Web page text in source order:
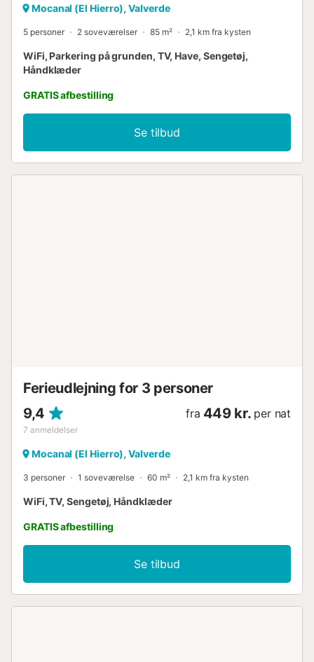
Mocanal (El Hierro), Valverde
5 personer 2 soveværelser 85 m² 2,1 km fra kysten
WiFi, Parkering på grunden, TV, Have, Sengetøj,
Håndklæder
GRATIS afbestilling
Se tilbud
Ferieudlejning for 3 personer
9,4
7 anmeldelser
fra 449 kr. per nat
Mocanal (El Hierro), Valverde
3 personer 1 soveværelse 60 m² 2,1 km fra kysten
WiFi, TV, Sengetøj, Håndklæder
GRATIS afbestilling
Se tilbud